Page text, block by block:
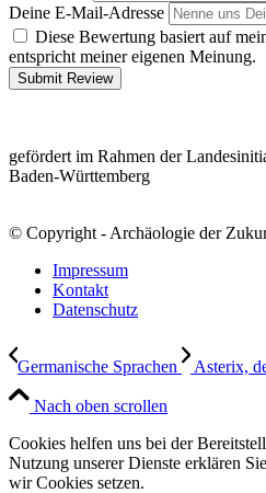
Deine E-Mail-Adresse
Diese Bewertung basiert auf
entspricht meiner eigenen Meinung.
Submit Review
gefördert im Rahmen der
Baden-Württemberg
© Copyright - Archäologie der
Impressum
Kontakt
Datenschutz
Germanische Sprachen Asterix,
Nach oben scrollen
Cookies helfen uns bei der
Nutzung unserer Dienste erklären
wir Cookies setzen.